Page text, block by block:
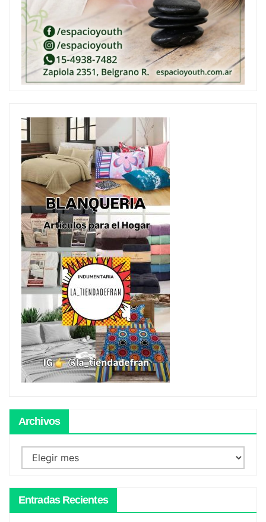
Archivos
Archivos
Entradas Recientes